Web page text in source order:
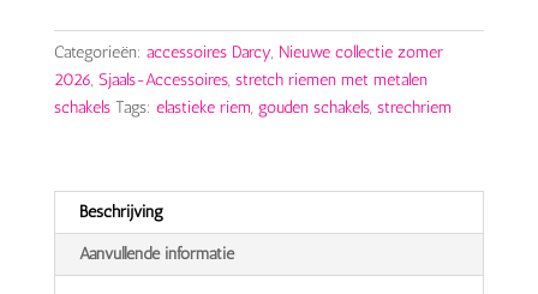
aantal
Categorieën: accessoires Darcy, Nieuwe collectie zomer
2026, Sjaals-Accessoires, stretch riemen met metalen
schakels Tags: elastieke riem, gouden schakels, strechriem
Beschrijving
Aanvullende informatie